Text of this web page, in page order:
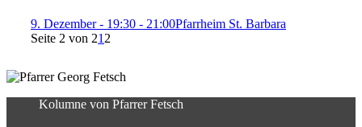
9. Dezember - 19:30 - 21:00Pfarrheim St. Barbara
Seite 2 von 21 2
Kolumne von Pfarrer Fetsch